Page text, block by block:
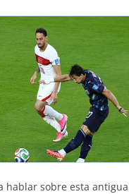
hablar sobre esta